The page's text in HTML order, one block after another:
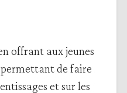
offrant aux jeunes
de faire
et sur les